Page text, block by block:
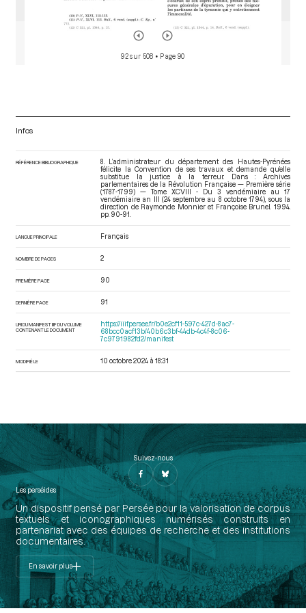
92 sur 508 • Page 90
Infos
RÉFÉRENCE BIBLIOGRAPHIQUE
8. L’administrateur du département des Hautes-Pyrénées
félicite la Convention de ses travaux et demande qu’elle
substitue la justice à la terreur. Dans : Archives
parlementaires de la Révolution Française — Première série
(1787-1799) — Tome XCVIII - Du 3 vendémiaire au 17
vendémiaire an III (24 septembre au 8 octobre 1794) , sous la
direction de Raymonde Monnier et Françoise Brunel. 1994.
pp. 90-91.
LANGUE PRINCIPALE Français
NOMBRE DE PAGES 2
PREMIÈRE PAGE 90
DERNIÈRE PAGE 91
URI DU MANIFEST IIIF DU VOLUME
CONTENANT LE DOCUMENT
https://iiif.persee.fr/b0e2cf11-597c-427d-8ac7-
68bcc0acf13b/40b6c3bf-44db-4c4f-8c06-
7c9791982fd2/manifest
MODIFIÉ LE 10 octobre 2024 à 18:31
Suivez-nous
Les perséides
Un dispositif pensé par Persée pour la valorisation de corpus
textuels et iconographiques numérisés construits en
partenariat avec des équipes de recherche et des institutions
documentaires.
En savoir plus